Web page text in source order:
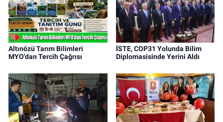
Altınözü Tarım Bilimleri
MYO'dan Tercih Çağrısı
İSTE, COP31 Yolunda Bilim
Diplomasisinde Yerini Aldı